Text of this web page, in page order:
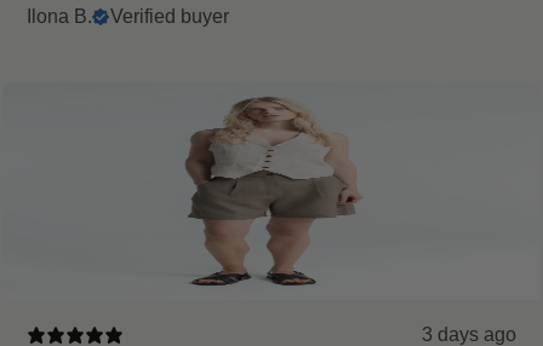
Ilona B. Verified buyer
3 days ago